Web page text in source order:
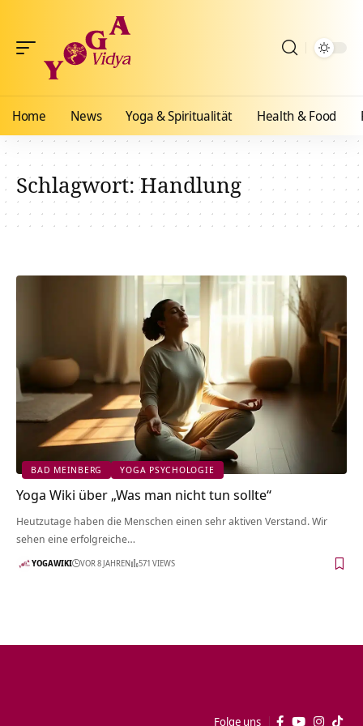
Home News Yoga & Spiritualität Health & Food
Schlagwort:Handlung
BAD MEINBERG YOGA PSYCHOLOGIE
Yoga Wiki über „Was man nicht tun sollte“
Heutzutage haben die Menschen einen sehr aktiven Verstand. Wir
sehen eine erfolgreiche…
YOGAWIKI VOR 8 JAHREN 571 VIEWS
Folge uns